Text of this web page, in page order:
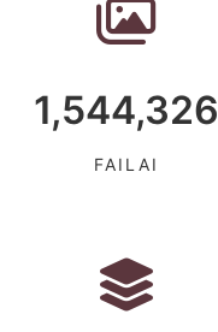
1,544,326
FAILAI